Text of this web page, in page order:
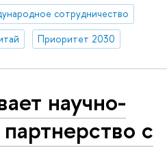
сотрудничество
Приоритет 2030
научно-
с